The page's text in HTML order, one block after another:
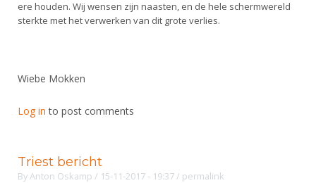
ere houden. Wij wensen zijn naasten, en de hele schermwereld
sterkte met het verwerken van dit grote verlies.
Wiebe Mokken
Log in to post comments
Triest bericht
ByAnton Oskamp / 15-11-2017 - 19:37/ permalink